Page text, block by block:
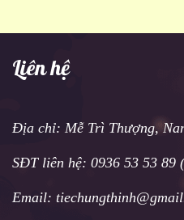
Liên hệ
Địa chỉ: Mễ Trì Thượng,
SĐT liên hệ: 0936 53 53 89
Email: